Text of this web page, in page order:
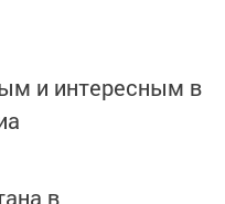
и интересным в
в